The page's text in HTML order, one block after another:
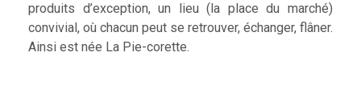
produits d’exception, un lieu (la place du marché)
convivial, où chacun peut se retrouver, échanger, flâner.
Ainsi est née La Pie-corette.